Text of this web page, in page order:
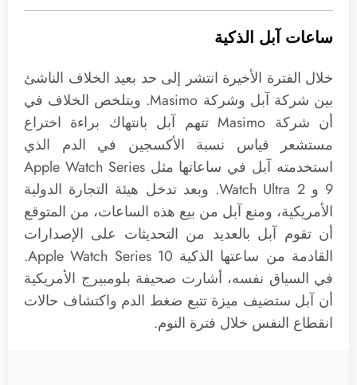
ساعات آبل الذكية
خلال الفترة الأخيرة انتشر إلى حد بعيد الخلاف الناشئ
بين شركة آبل وشركة Masimo. ويتلخص الخلاف في
أن شركة Masimo تتهم آبل بانتهاك براءة اختراع
مستشعر قياس نسبة الأكسجين في الدم الذي
استخدمته آبل في ساعاتها مثل Apple Watch Series
9 و Watch Ultra 2. وبعد تدخل هيئة التجارة الدولية
الأمريكية، ومنع آبل من بيع هذه الساعات، من المتوقع
أن تقوم آبل بالعديد من التحديثات على الإصدارات
القادمة من ساعتها الذكية Apple Watch Series 10.
في السياق نفسه، أشارت صحيفة بلومبيرج الأمريكية
أن آبل ستضيف ميزة تتبع ضغط الدم واكتشاف حالات
انقطاع النفس خلال فترة النوم.